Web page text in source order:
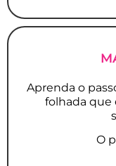
Aprenda o
folhada que
O